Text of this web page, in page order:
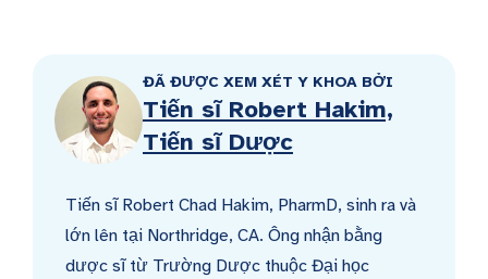
ĐÃ ĐƯỢC XEM XÉT Y KHOA BỞI
Tiến sĩ Robert Hakim,
Tiến sĩ Dược
Tiến sĩ Robert Chad Hakim, PharmD, sinh ra và
lớn lên tại Northridge, CA. Ông nhận bằng
dược sĩ từ Trường Dược thuộc Đại học